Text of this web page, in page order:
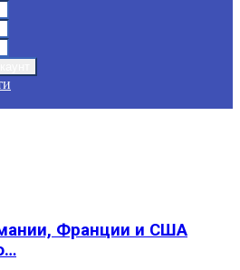
Франции и США